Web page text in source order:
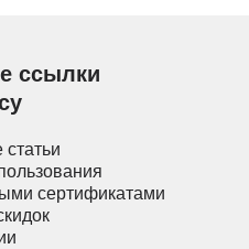
ссылки
сертификатами